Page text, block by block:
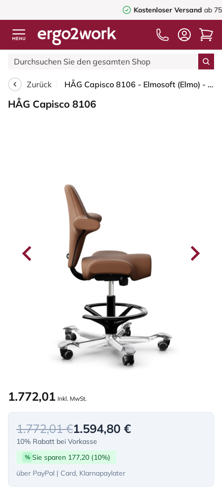
Kostenloser Versandab 75,00€
Zurück HÅG Capisco 8106 - Elmosoft (Elmo) - Semi-Anilinleder - EL33004 - Cognac - Schwarz - 265 mm (Sitzhöhe 53-79cm) - Harte Rollen für weiche Böden
HÅG Capisco 8106
1.772,01 Inkl. MwSt.
1.772,01 €1.594,80 €
10% Rabatt bei Vorkasse
% Sie sparen 177,20 (10%)
über PayPal | Card, Klarnapaylater